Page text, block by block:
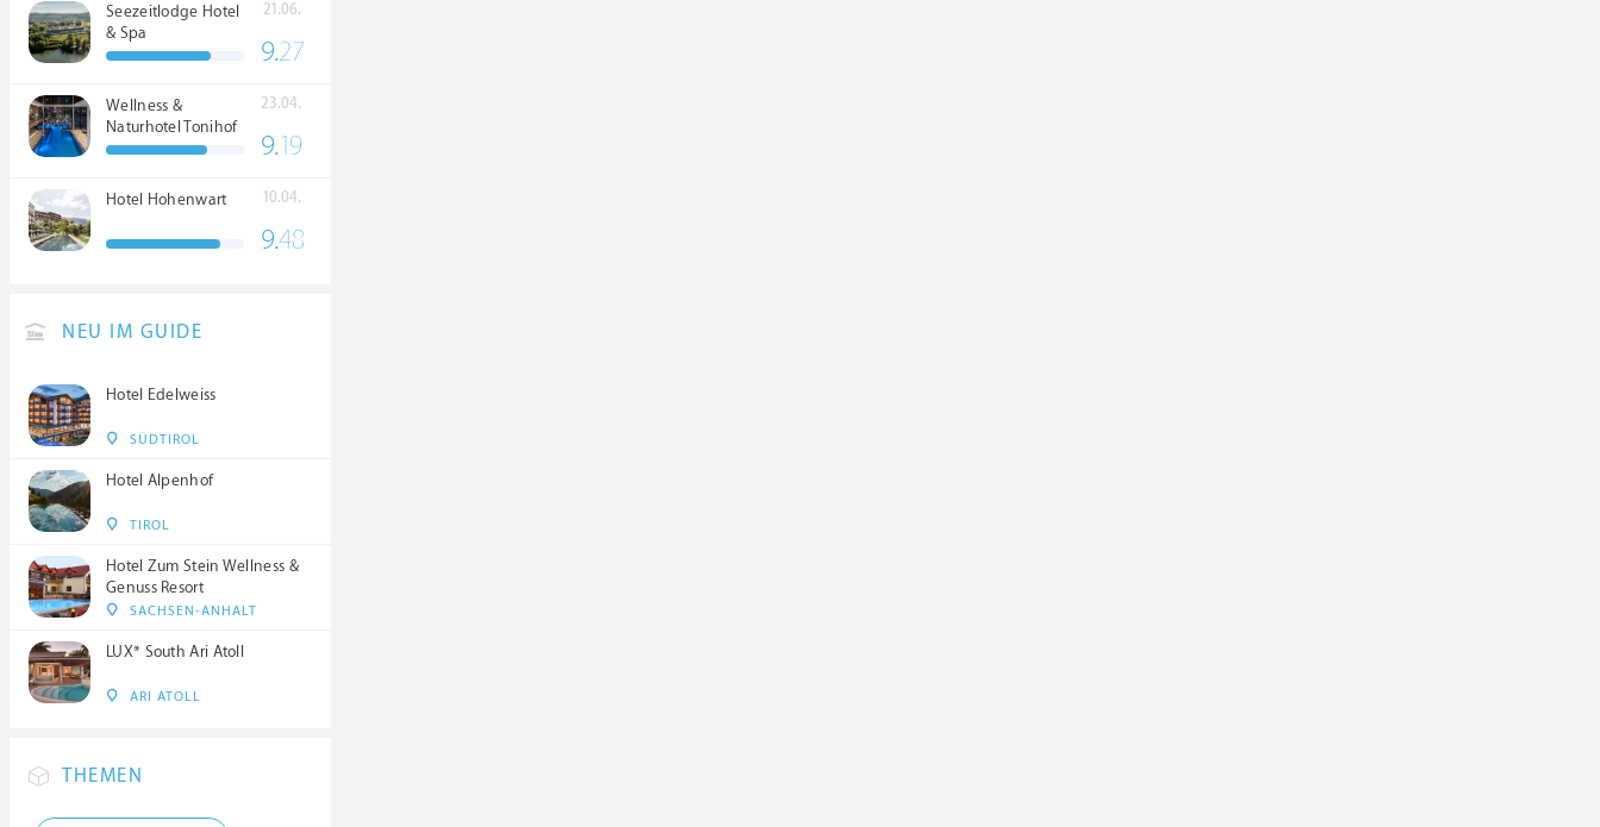
Seezeitlodge Hotel
& Spa
21.06.
9.27
Wellness &
Naturhotel Tonihof
****S
23.04.
9.19
Hotel Hohenwart 10.04.
9.48
NEU IM GUIDE
Hotel Edelweiss
SÜDTIROL
Hotel Alpenhof
TIROL
Hotel Zum Stein Wellness &
Genuss Resort
SACHSEN-ANHALT
LUX* South Ari Atoll
ARI ATOLL
THEMEN